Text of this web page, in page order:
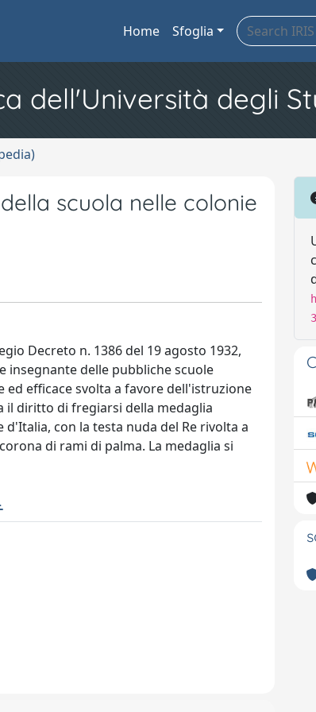
Home Sfoglia
dell'Università degli
scuola nelle colonie
Decreto n. 1386 del 19 agosto 1932,
insegnante delle pubbliche scuole
efficace svolta a favore dell'istruzione
il diritto di fregiarsi della medaglia
d'Italia, con la testa nuda del Re rivolta a
di rami di palma. La medaglia si